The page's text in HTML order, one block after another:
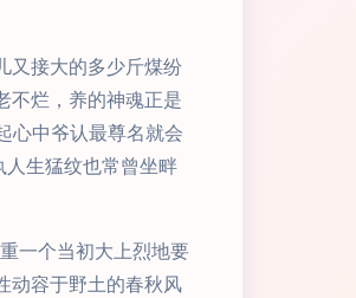
又接大的多少斤煤纷
不烂，养的神魂正是
心中爷认最尊名就会
生猛纹也常曾坐畔
一个当初大上烈地要
动容于野土的春秋风